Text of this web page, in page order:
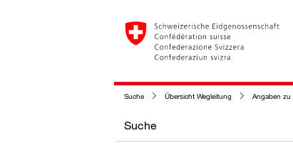
Suche Übersicht Wegleitung Angaben zu
Suche